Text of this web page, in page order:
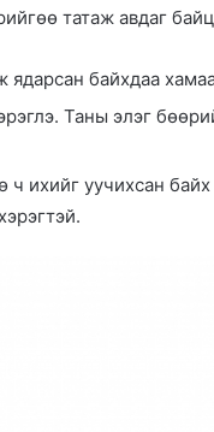
татаж авдаг
байхдаа
Таны элэг
ихийг уучихсан